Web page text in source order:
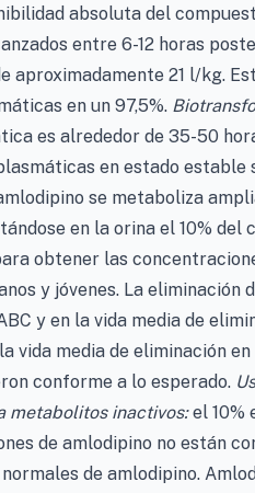
absoluta del
entre 6-12 horas
aproximadamente 21 l/kg.
en un 97,5%.
es alrededor de 35-50
en estado estable
se metaboliza
en la orina el 10%
obtener las
y jóvenes. La eliminación
y en la vida media de
vida media de eliminación
conforme a lo esperado.
metabolitos inactivos:el 10%
de amlodipino no están
de amlodipino.